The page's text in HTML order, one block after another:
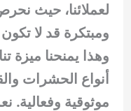
لعملائنا، حيث
ومبتكرة قد لا
وهذا يمنحنا ميزة
أنواع الحشرات
موثوقية وفعالية.